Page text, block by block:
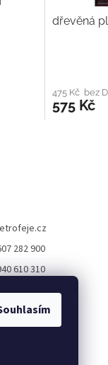
dřevěná
475 Kč bez
575 Kč
282 900
610 310